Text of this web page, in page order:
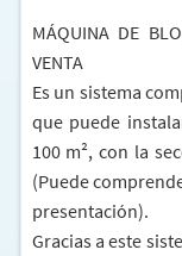
MÁQUINA DE
VENTA
Es un sistema
que puede
100 m², con la
(Puede
presentación).
Gracias a este